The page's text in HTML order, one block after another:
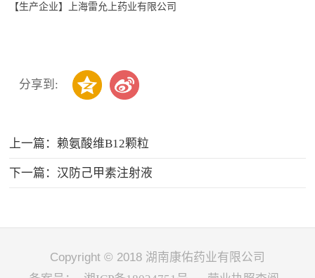
【生产企业】上海雷允上药业有限公司
分享到:
上一篇： 赖氨酸维B12颗粒
下一篇： 汉防己甲素注射液
Copyright © 2018 湖南康佑药业有限公司